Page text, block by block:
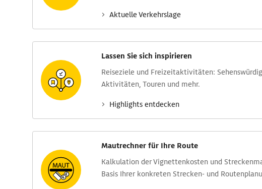
Aktuelle Verkehrs­lage
Lassen Sie sich inspirieren
Reise­ziele und Freizeit­aktivitäten:
Aktivitäten, Touren und mehr.
Highlights entdecken
Mautrechner für Ihre Route
Kalkulation der Vignettenkosten und
Basis Ihrer konkreten Strecken- und